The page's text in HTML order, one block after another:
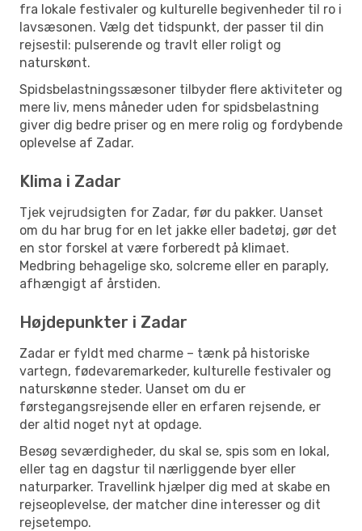
fra lokale festivaler og kulturelle begivenheder til ro i
lavsæsonen. Vælg det tidspunkt, der passer til din
rejsestil: pulserende og travlt eller roligt og
naturskønt.
Spidsbelastningssæsoner tilbyder flere aktiviteter og
mere liv, mens måneder uden for spidsbelastning
giver dig bedre priser og en mere rolig og fordybende
oplevelse af Zadar.
Klima i Zadar
Tjek vejrudsigten for Zadar, før du pakker. Uanset
om du har brug for en let jakke eller badetøj, gør det
en stor forskel at være forberedt på klimaet.
Medbring behagelige sko, solcreme eller en paraply,
afhængigt af årstiden.
Højdepunkter i Zadar
Zadar er fyldt med charme – tænk på historiske
vartegn, fødevaremarkeder, kulturelle festivaler og
naturskønne steder. Uanset om du er
førstegangsrejsende eller en erfaren rejsende, er
der altid noget nyt at opdage.
Besøg seværdigheder, du skal se, spis som en lokal,
eller tag en dagstur til nærliggende byer eller
naturparker. Travellink hjælper dig med at skabe en
rejseoplevelse, der matcher dine interesser og dit
rejsetempo.